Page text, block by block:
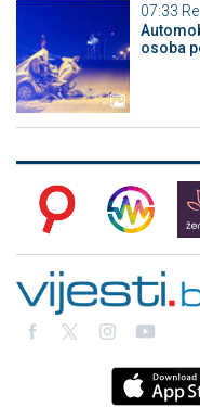
07:33
osoba